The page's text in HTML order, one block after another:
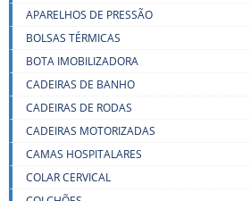
APARELHOS DE PRESSÃO
BOLSAS TÉRMICAS
BOTA IMOBILIZADORA
CADEIRAS DE BANHO
CADEIRAS DE RODAS
CADEIRAS MOTORIZADAS
CAMAS HOSPITALARES
COLAR CERVICAL